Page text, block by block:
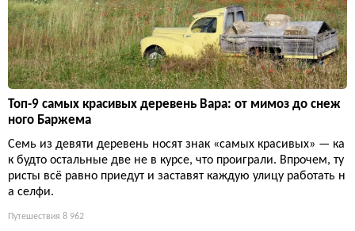
Топ-9 самых красивых деревень Вара: от мимоз до снеж
ного Баржема
Семь из девяти деревень носят знак «самых красивых» — ка
к будто остальные две не в курсе, что проиграли. Впрочем, ту
ристы всё равно приедут и заставят каждую улицу работать н
а селфи.
Путешествия 8 962